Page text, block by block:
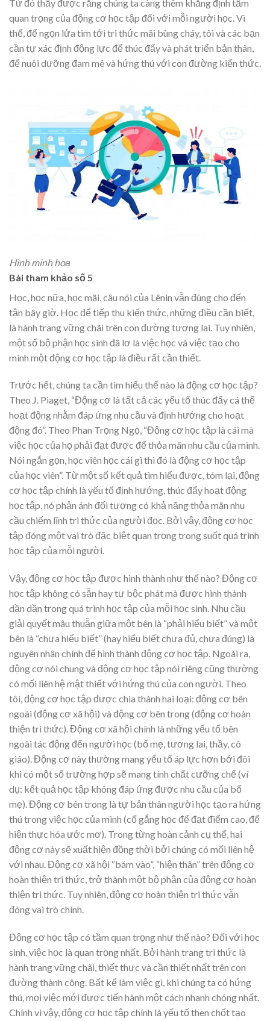
Từ đó thấy được rằng chúng ta càng thêm khẳng định tầm
quan trọng của động cơ học tập đối với mỗi người học. Vì
thế, để ngọn lửa tìm tới tri thức mãi bùng cháy, tôi và các bạn
cần tự xác định động lực để thúc đẩy và phát triển bản thân,
để nuôi dưỡng đam mê và hứng thú với con đường kiến thức.
Hình minh hoạ
Bài tham khảo số 5
Học, học nữa, học mãi, câu nói của Lênin vẫn đúng cho đến
tận bây giờ. Học để tiếp thu kiến thức, những điều cần biết,
là hành trang vững chãi trên con đường tương lai. Tuy nhiên,
một số bộ phận học sinh đã lơ là việc học và việc tạo cho
mình một động cơ học tập là điều rất cần thiết.
Trước hết, chúng ta cần tìm hiểu thế nào là động cơ học tập?
Theo J. Piaget, “Động cơ là tất cả các yếu tố thúc đẩy cá thể
hoạt động nhằm đáp ứng nhu cầu và định hướng cho hoạt
động đó”. Theo Phan Trọng Ngọ, “Động cơ học tập là cái mà
việc học của họ phải đạt được để thỏa mãn nhu cầu của mình.
Nói ngắn gọn, học viên học cái gì thì đó là động cơ học tập
của học viên”. Từ một số kết quả tìm hiểu được, tóm lại, động
cơ học tập chính là yếu tố định hướng, thúc đẩy hoạt động
học tập, nó phản ánh đối tượng có khả năng thỏa mãn nhu
cầu chiếm lĩnh tri thức của người đọc. Bởi vậy, động cơ học
tập đóng một vai trò đặc biệt quan trọng trong suốt quá trình
học tập của mỗi người.
Vậy, động cơ học tập được hình thành như thế nào? Động cơ
học tập không có sẵn hay tự bộc phát mà được hình thành
dần dần trong quá trình học tập của mỗi học sinh. Nhu cầu
giải quyết mâu thuẫn giữa một bên là “phải hiểu biết” và một
bên là “chưa hiểu biết” (hay hiểu biết chưa đủ, chưa đúng) là
nguyên nhân chính để hình thành động cơ học tập. Ngoài ra,
động cơ nói chung và động cơ học tập nói riêng cũng thường
có mối liên hệ mật thiết với hứng thú của con người. Theo
tôi, động cơ học tập được chia thành hai loại: động cơ bên
ngoài (động cơ xã hội) và động cơ bên trong (động cơ hoàn
thiện tri thức). Động cơ xã hội chính là những yếu tố bên
ngoài tác động đến người học (bố mẹ, tương lai, thầy, cô
giáo). Động cơ này thường mang yếu tố áp lực hơn bởi đôi
khi có một số trường hợp sẽ mang tính chất cưỡng chế (ví
dụ: kết quả học tập không đáp ứng được nhu cầu của bố
mẹ). Động cơ bên trong là tự bản thân người học tạo ra hứng
thú trong việc học của mình (cố gắng học để đạt điểm cao, để
hiện thực hóa ước mơ). Trong từng hoàn cảnh cụ thể, hai
động cơ này sẽ xuất hiện đồng thời bởi chúng có mối liên hệ
với nhau. Động cơ xã hội “bám vào”, “hiện thân” trên động cơ
hoàn thiện tri thức, trở thành một bộ phận của động cơ hoàn
thiện tri thức. Tuy nhiên, động cơ hoàn thiện tri thức vẫn
đóng vai trò chính.
Động cơ học tập có tầm quan trọng như thế nào? Đối với học
sinh, việc học là quan trọng nhất. Bởi hành trang tri thức là
hành trang vững chãi, thiết thực và cần thiết nhất trên con
đường thành công. Bất kể làm việc gì, khi chúng ta có hứng
thú, mọi việc mới được tiến hành một cách nhanh chóng nhất.
Chính vì vậy, động cơ học tập chính là yếu tố then chốt tạo